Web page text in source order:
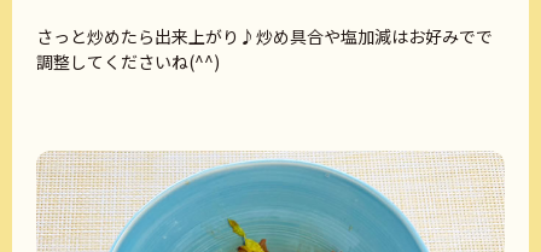
さっと炒めたら出来上がり♪炒め具合や塩加減はお好みでで
調整してくださいね(^^)